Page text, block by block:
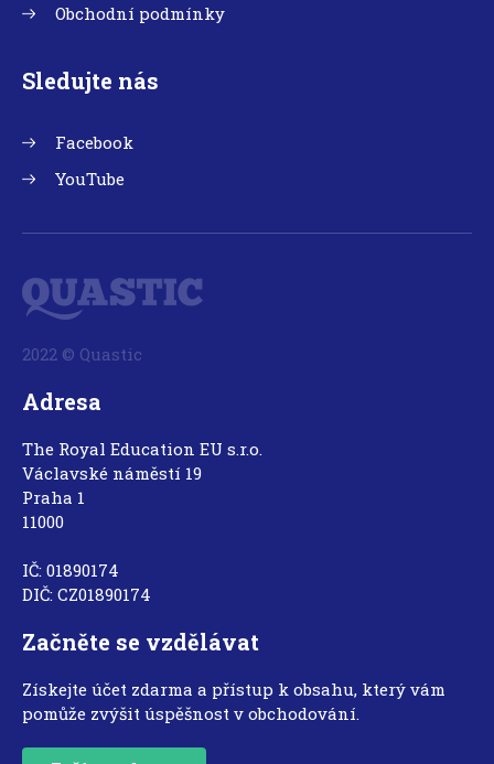
Obchodní podmínky
Sledujte nás
Facebook
YouTube
2022 © Quastic
Adresa
The Royal Education EU s.r.o.
Václavské náměstí 19
Praha 1
11000
IČ: 01890174
DIČ: CZ01890174
Začněte se vzdělávat
Získejte účet zdarma a přístup k obsahu, který vám
pomůže zvýšit úspěšnost v obchodování.